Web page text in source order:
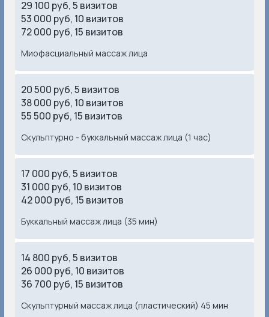
29 100 руб, 5 визитов
53 000 руб, 10 визитов
72 000 руб, 15 визитов
Миофасциальный массаж лица
20 500 руб, 5 визитов
38 000 руб, 10 визитов
55 500 руб, 15 визитов
Скульптурно - буккальный массаж лица (1 час)
17 000 руб, 5 визитов
31 000 руб, 10 визитов
42 000 руб, 15 визитов
Буккальный массаж лица (35 мин)
14 800 руб, 5 визитов
26 000 руб, 10 визитов
36 700 руб, 15 визитов
Скульптурный массаж лица (пластический) 45 мин
Отвечаем
на частые вопросы
о массаже лица
FAQ